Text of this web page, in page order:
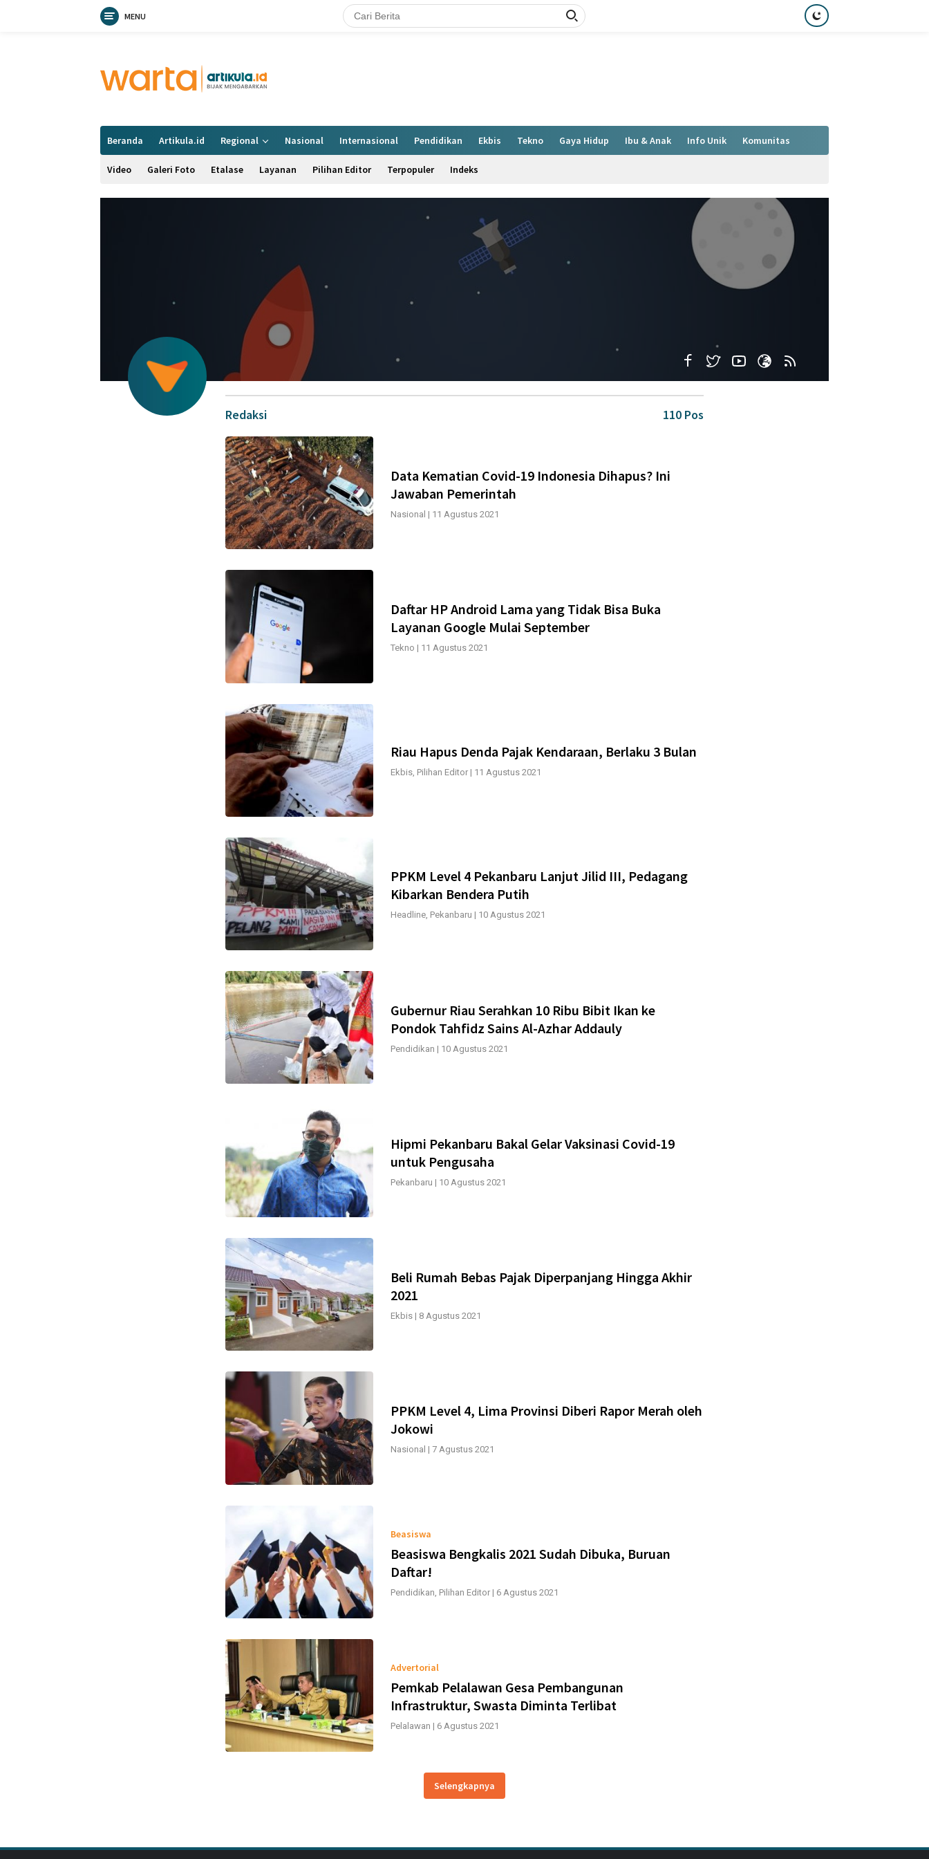
MENU
Beranda Artikula.id Regional Nasional Internasional Pendidikan Ekbis Tekno Gaya Hidup Ibu & Anak Info Unik Komunitas
Video Galeri Foto Etalase Layanan Pilihan Editor Terpopuler Indeks
Redaksi 110 Pos
Data Kematian Covid-19 Indonesia Dihapus? Ini
Jawaban Pemerintah
Nasional | 11 Agustus 2021
Daftar HP Android Lama yang Tidak Bisa Buka
Layanan Google Mulai September
Tekno | 11 Agustus 2021
Riau Hapus Denda Pajak Kendaraan, Berlaku 3 Bulan
Ekbis, Pilihan Editor | 11 Agustus 2021
PPKM Level 4 Pekanbaru Lanjut Jilid III, Pedagang
Kibarkan Bendera Putih
Headline, Pekanbaru | 10 Agustus 2021
Gubernur Riau Serahkan 10 Ribu Bibit Ikan ke
Pondok Tahfidz Sains Al-Azhar Addauly
Pendidikan | 10 Agustus 2021
Hipmi Pekanbaru Bakal Gelar Vaksinasi Covid-19
untuk Pengusaha
Pekanbaru | 10 Agustus 2021
Beli Rumah Bebas Pajak Diperpanjang Hingga Akhir
2021
Ekbis | 8 Agustus 2021
PPKM Level 4, Lima Provinsi Diberi Rapor Merah oleh
Jokowi
Nasional |7 Agustus 2021
Beasiswa
Beasiswa Bengkalis 2021 Sudah Dibuka, Buruan
Daftar!
Pendidikan Pilihan Editor | 6 Agustus 2021
Advertorial
Pemkab Pelalawan Gesa Pembangunan
Infrastruktur, Swasta Diminta Terlibat
Pelalawan | 6 Agustus 2021
Selengkapnya